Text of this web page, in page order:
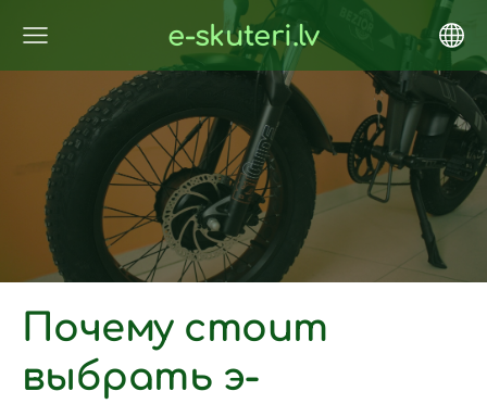
e-skuteri.lv
Почему стоит
выбрать э-